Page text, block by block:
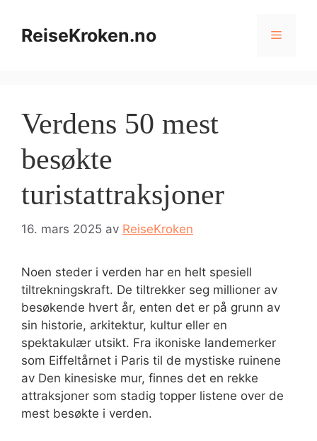
innholdReiseKroken.no Meny
Verdens 50 mest
besøkte
turistattraksjoner
16. mars 2025 av ReiseKroken
Noen steder i verden har en helt spesiell
tiltrekningskraft. De tiltrekker seg millioner av
besøkende hvert år, enten det er på grunn av
sin historie, arkitektur, kultur eller en
spektakulær utsikt. Fra ikoniske landemerker
som Eiffeltårnet i Paris til de mystiske ruinene
av Den kinesiske mur, finnes det en rekke
attraksjoner som stadig topper listene over de
mest besøkte i verden.